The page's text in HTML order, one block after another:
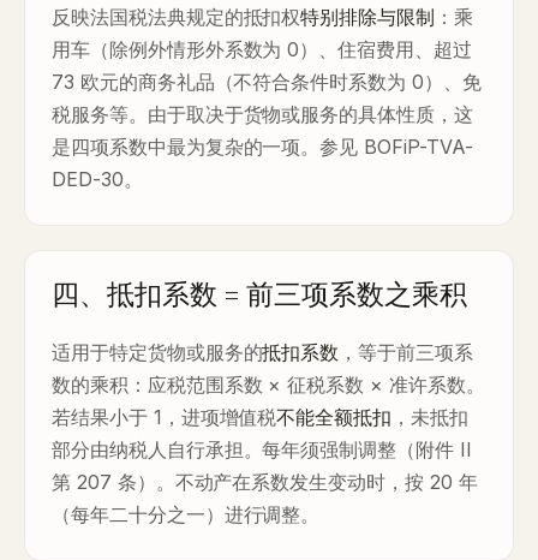
反映法国税法典规定的抵扣权特别排除与限制 ：乘
用车（除例外情形外系数为 0）、住宿费用、超过
73 欧元的商务礼品（不符合条件时系数为 0）、免
税服务等。由于取决于货物或服务的具体性质，这
是四项系数中最为复杂的一项。参见 BOFiP-TVA-
DED-30。
四、抵扣系数 = 前三项系数之乘积
适用于特定货物或服务的抵扣系数 ，等于前三项系
数的乘积：应税范围系数 × 征税系数 × 准许系数。
若结果小于 1，进项增值税不能全额抵扣 ，未抵扣
部分由纳税人自行承担。每年须强制调整（附件 II
第 207 条）。不动产在系数发生变动时，按 20 年
（每年二十分之一）进行调整。